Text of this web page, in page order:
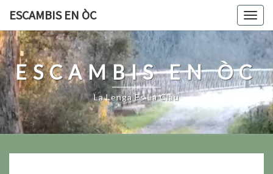
content
ESCAMBIS EN ÒC
ESCAMBIS EN ÒC
La Lenga Es La Clau